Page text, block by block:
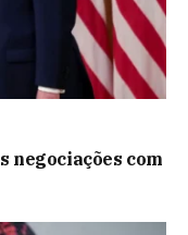
negociações com